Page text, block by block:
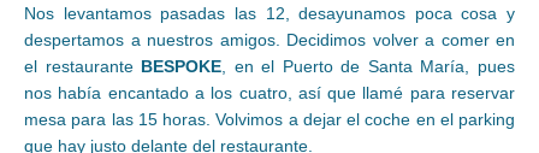
Nos levantamos pasadas las 12, desayunamos poca cosa y
despertamos a nuestros amigos. Decidimos volver a comer en
el restaurante BESPOKE, en el Puerto de Santa María, pues
nos había encantado a los cuatro, así que llamé para reservar
mesa para las 15 horas. Volvimos a dejar el coche en el parking
que hay justo delante del restaurante.